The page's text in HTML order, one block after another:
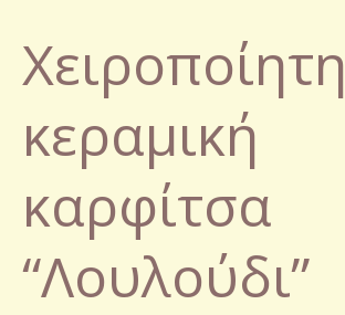
Χειροποίητη
κεραμική
καρφίτσα
“Λουλούδι”